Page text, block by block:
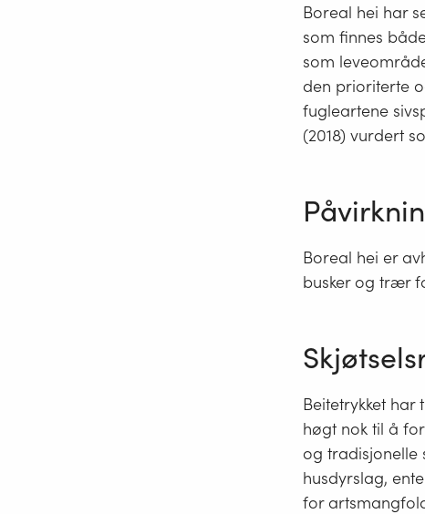
Boreal hei har
som finnes
som
den prioriterte
fugleartene
(2018) vurdert
Boreal hei er
busker og trær
Beitetrykket
høgt nok til å
og tradisjonelle
husdyrslag,
for